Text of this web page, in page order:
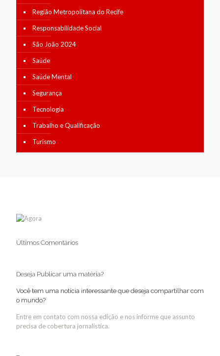
Região Metropolitana do Recife
Responsabilidade Social
São João 2024
Saúde
Saúde Mental
Segurança
Tecnologia
Trabalho e Qualificação
Turismo
Últimos Comentários
Deseja Publicar uma matéria?
Você tem uma notícia interessante que deseja compartilhar com
o mundo?
Entre em contato com nossa edição e nos informe que assunto
precisa de cobertura jornalística.